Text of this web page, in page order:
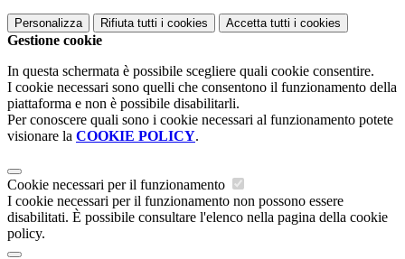
Personalizza Rifiuta tutti i cookies Accetta tutti i cookies
Gestione cookie
In questa schermata è possibile scegliere quali cookie consentire.
I cookie necessari sono quelli che consentono il funzionamento della
piattaforma e non è possibile disabilitarli.
Per conoscere quali sono i cookie necessari al funzionamento potete
visionare la COOKIE POLICY.
Cookie necessari per il funzionamento
I cookie necessari per il funzionamento non possono essere
disabilitati. È possibile consultare l'elenco nella pagina della cookie
policy.